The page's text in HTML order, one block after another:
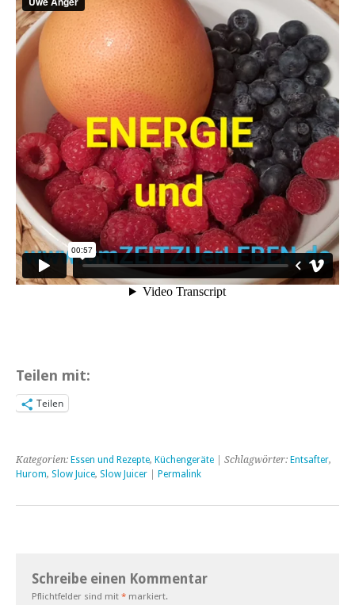
Teilen mit:
Teilen
Kategorien: Essen und Rezepte, Küchengeräte | Schlagwörter: Entsafter,
Hurom, Slow Juice, Slow Juicer Permalink
Schreibe einen Kommentar
Pflichtfelder sind mit * markiert.